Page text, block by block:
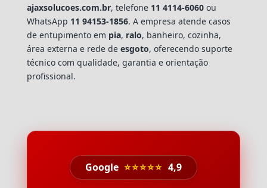
ajaxsolucoes.com.br, telefone 11 4114-6060ou
WhatsApp 11 94153-1856. A empresa atende casos
de entupimento em pia, ralo, banheiro, cozinha,
área externa e rede de esgoto, oferecendo suporte
técnico com qualidade, garantia e orientação
profissional.
Google ⭐⭐⭐⭐⭐ 4,9